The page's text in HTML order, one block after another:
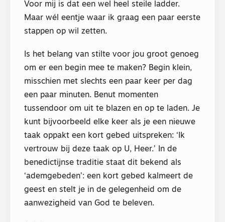
Voor mij is dat een wel heel steile ladder.
Maar wél eentje waar ik graag een paar eerste
stappen op wil zetten.
Is het belang van stilte voor jou groot genoeg
om er een begin mee te maken? Begin klein,
misschien met slechts een paar keer per dag
een paar minuten. Benut momenten
tussendoor om uit te blazen en op te laden. Je
kunt bijvoorbeeld elke keer als je een nieuwe
taak oppakt een kort gebed uitspreken: ‘Ik
vertrouw bij deze taak op U, Heer.’ In de
benedictijnse traditie staat dit bekend als
‘ademgebeden’: een kort gebed kalmeert de
geest en stelt je in de gelegenheid om de
aanwezigheid van God te beleven.